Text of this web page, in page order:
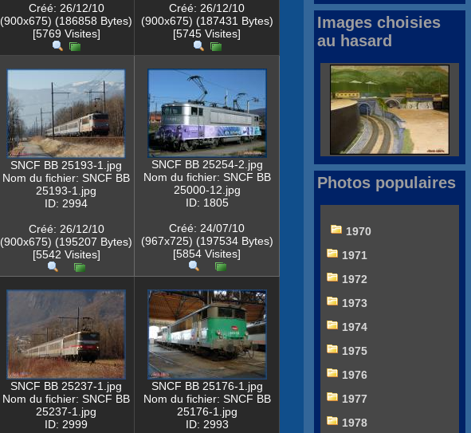
Créé: 26/12/10
(900x675) (186858 Bytes)
[5769 Visites]
Créé: 26/12/10
(900x675) (187431 Bytes)
[5745 Visites]
SNCF BB 25193-1.jpg
Nom du fichier: SNCF BB
25193-1.jpg
ID: 2994
Créé: 26/12/10
(900x675) (195207 Bytes)
[5542 Visites]
SNCF BB 25254-2.jpg
Nom du fichier: SNCF BB
25000-12.jpg
ID: 1805
Créé: 24/07/10
(967x725) (197534 Bytes)
[5854 Visites]
SNCF BB 25237-1.jpg
Nom du fichier: SNCF BB
25237-1.jpg
ID: 2999
SNCF BB 25176-1.jpg
Nom du fichier: SNCF BB
25176-1.jpg
ID: 2993
Images choisies
au hasard
Photos populaires
1970
1971
1972
1973
1974
1975
1976
1977
1978